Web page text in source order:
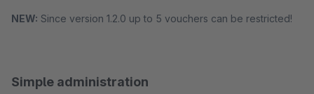
NEW: Since version 1.2.0 up to 5 vouchers can be restricted!
Simple administration